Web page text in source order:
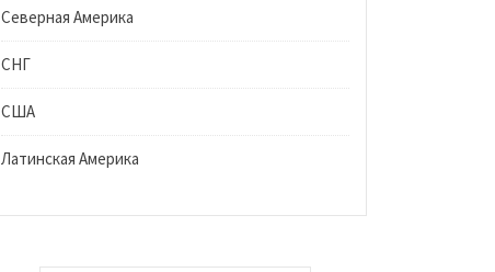
Северная Америка
СНГ
США
Латинская Америка